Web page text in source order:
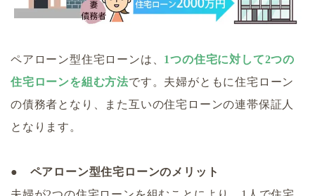
ペアローン型住宅ローンは、 1つの住宅に対して2つの
住宅ローンを組む方法です。夫婦がともに住宅ローン
の債務者となり、また互いの住宅ローンの連帯保証人
となります。
● ペアローン型住宅ローンのメリット